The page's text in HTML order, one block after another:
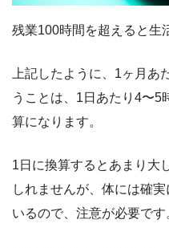
残業100時間を超えると生
上記したように、1ヶ月あ
うことは、1日あたり4〜5
算になります。
1日に換算するとあまり大
しれませんが、体には確
いるので、注意が必要です